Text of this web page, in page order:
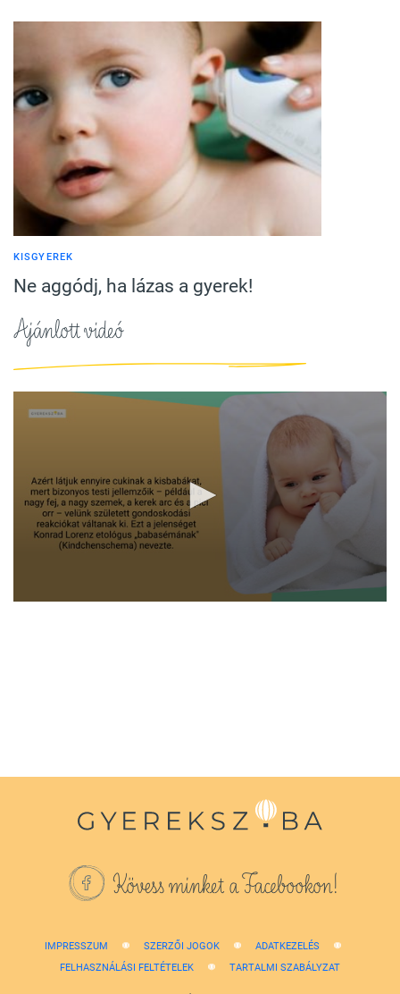
KISGYEREK
Ne aggódj, ha lázas a gyerek!
Ajánlott videó
Kövess minket a Facebookon!
IMPRESSZUM SZERZŐI JOGOK
ADATKEZELÉS
FELHASZNÁLÁSI FELTÉTELEK
TARTALMI SZABÁLYZAT